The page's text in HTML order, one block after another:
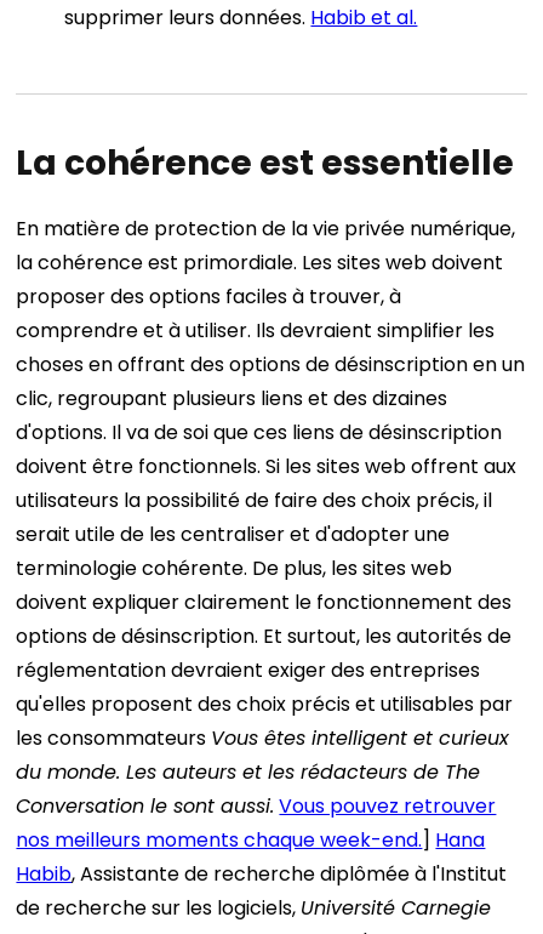
supprimer leurs données. Habib et al.
La cohérence est essentielle
En matière de protection de la vie privée numérique,
la cohérence est primordiale. Les sites web doivent
proposer des options faciles à trouver, à
comprendre et à utiliser. Ils devraient simplifier les
choses en offrant des options de désinscription en un
clic, regroupant plusieurs liens et des dizaines
d'options. Il va de soi que ces liens de désinscription
doivent être fonctionnels. Si les sites web offrent aux
utilisateurs la possibilité de faire des choix précis, il
serait utile de les centraliser et d'adopter une
terminologie cohérente. De plus, les sites web
doivent expliquer clairement le fonctionnement des
options de désinscription. Et surtout, les autorités de
réglementation devraient exiger des entreprises
qu'elles proposent des choix précis et utilisables par
les consommateurs Vous êtes intelligent et curieux
du monde. Les auteurs et les rédacteurs de The
Conversation le sont aussi. Vous pouvez retrouver
nos meilleurs moments chaque week-end.] Hana
Habib, Assistante de recherche diplômée à l'Institut
de recherche sur les logiciels, Université Carnegie